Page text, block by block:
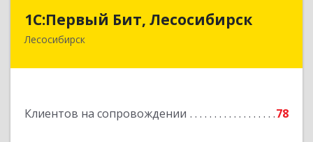
1С:Первый Бит, Лесосибирск
Лесосибирск
Клиентов на сопровождении 78
1С:Первый Бит, Лесосибирск
662544, Красноярский край, Лесосибирск г,